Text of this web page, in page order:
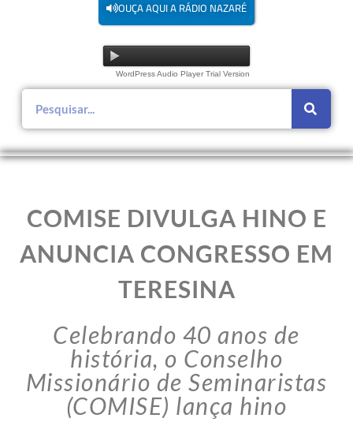
OUÇA AQUI A RÁDIO NAZARÉ
WordPress Audio Player Trial Version
COMISE DIVULGA HINO E
ANUNCIA CONGRESSO EM
TERESINA
Celebrando 40 anos de
história, o Conselho
Missionário de Seminaristas
(COMISE) lança hino